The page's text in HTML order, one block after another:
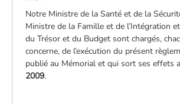
Notre Ministre de la Santé et de la
Ministre de la Famille et de l’Intégration
du Trésor et du Budget sont chargés,
concerne, de l’exécution du présent
publié au Mémorial et qui sort ses effets
2009.